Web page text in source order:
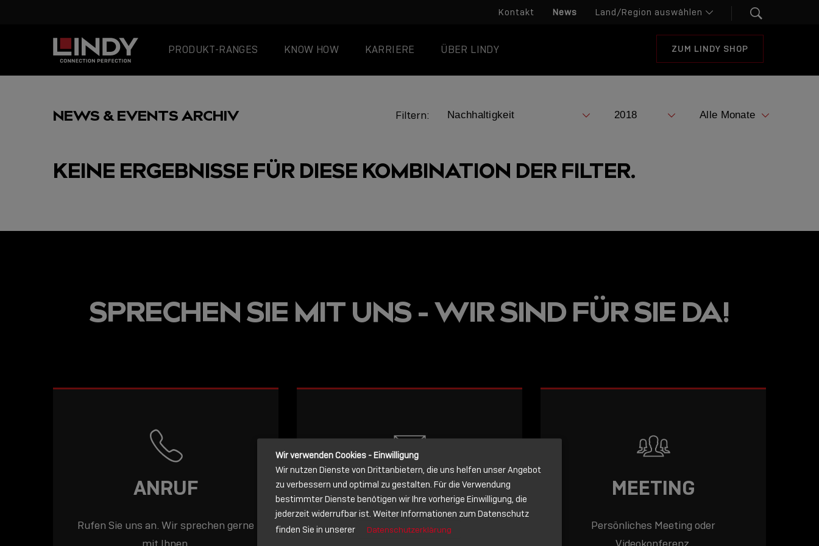
Kontakt News
PRODUKT-RANGES KNOW HOW KARRIERE ÜBER LINDY ZUM LINDY SHOP
NEWS & EVENTS ARCHIV Filtern:
USB-C ÜBER LANGE
DISTANZEN: AKTIVE
BIS 15 M
JETZT ONLINE
VERFÜGBAR: DIE
VERBINDET!
KEINE ERGEBNISSE FÜR DIESE KOMBINATION DER FILTER.
SPRECHEN SIE MIT UNS - WIR SIND FÜR SIE DA!
ANRUF
Rufen Sie uns an. Wir sprechen gerne
NACHRICHT
Schreiben Sie lieber? Dann schicken
MEETING
Persönliches Meeting oder
Wir verwenden Cookies - Einwilligung
Wir nutzen Dienste von Drittanbietern, die uns helfen unser Angebot
zu verbessern und optimal zu gestalten. Für die Verwendung
bestimmter Dienste benötigen wir Ihre vorherige Einwilligung, die
jederzeit widerrufbar ist. Weiter Informationen zum Datenschutz
finden Sie in unserer
Datenschutzerklärung